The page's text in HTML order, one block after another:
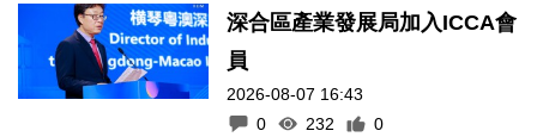
深合區產業發展局加入ICCA會
員
2026-08-07 16:43
0
232 0